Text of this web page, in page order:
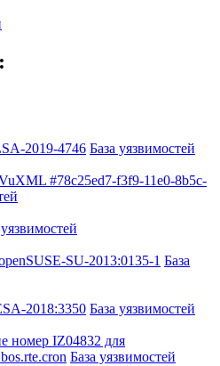
2019-4746 База уязвимостей
#78c25ed7-f3f9-11e0-8b5c-
SU-2013:0135-1 База
2018:3350 База уязвимостей
номер IZ04832 для
База уязвимостей